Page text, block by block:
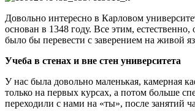
Довольно интересно в Карловом
основан в 1348 году. Все этим,
было бы перевести с заверением на живой
Учеба в стенах и вне стен университета
У нас была довольно маленькая, камерная
только на первых курсах, а потом больше
переходили с нами на «ты», после занятий